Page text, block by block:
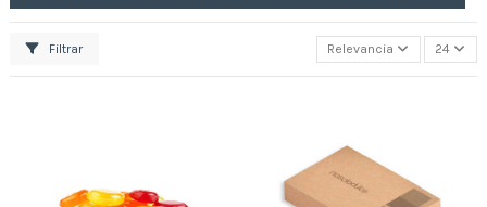
Filtrar Relevancia 24